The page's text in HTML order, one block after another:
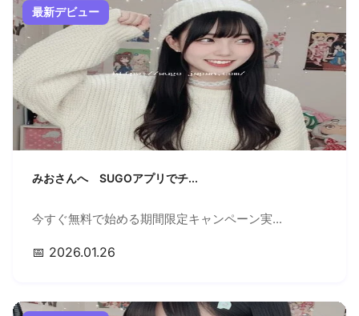
最新デビュー
みおさんへ SUGOアプリでチ...
今すぐ無料で始める期間限定キャンペーン実...
📅 2026.01.26